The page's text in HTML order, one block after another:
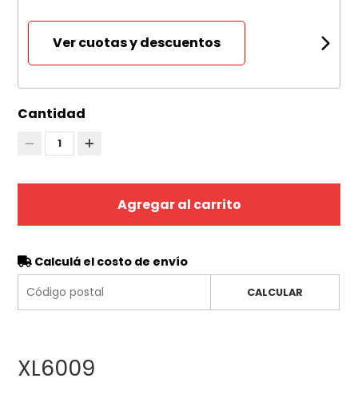
Ver cuotas y descuentos
Cantidad
1
Agregar al carrito
Calculá el costo de envío
CALCULAR
XL6009